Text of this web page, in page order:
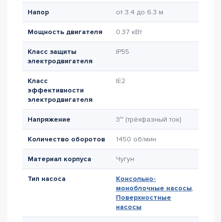
Напор от 3.4 до 6.3 м
Мощность двигателя 0.37 кВт
Класс защиты
электродвигателя
IP55
Класс
эффективности
электродвигателя
IE2
Напряжение 3~ (трёхфазный ток)
Количество оборотов 1450 об/мин
Материал корпуса Чугун
Тип насоса
Консольно-
моноблочные насосы,
Поверхностные
насосы